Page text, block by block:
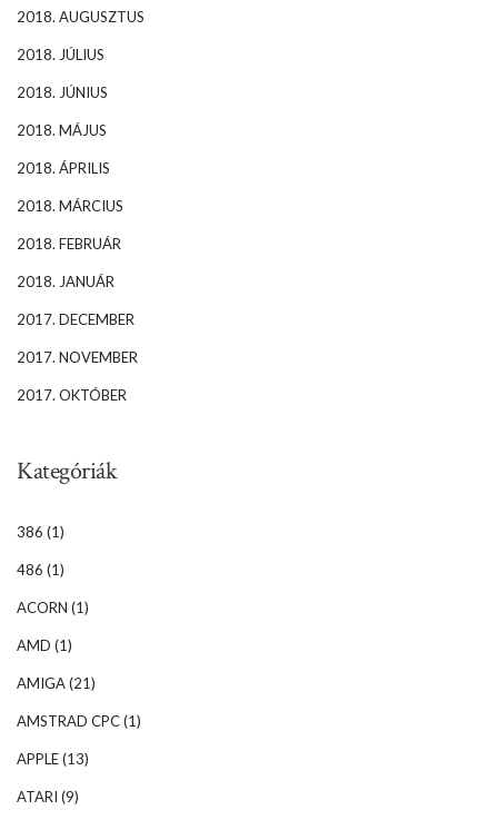
2018. AUGUSZTUS
2018. JÚLIUS
2018. JÚNIUS
2018. MÁJUS
2018. ÁPRILIS
2018. MÁRCIUS
2018. FEBRUÁR
2018. JANUÁR
2017. DECEMBER
2017. NOVEMBER
2017. OKTÓBER
Kategóriák
386 (1)
486 (1)
ACORN (1)
AMD (1)
AMIGA(21)
AMSTRAD CPC(1)
APPLE(13)
ATARI (9)